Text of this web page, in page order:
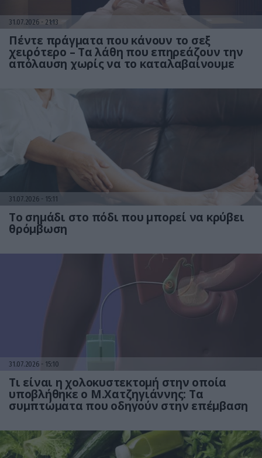
31.07.2026 21:13
Πέντε πράγματα που κάνουν το σεξ
χειρότερο – Τα λάθη που επηρεάζουν την
απόλαυση χωρίς να το καταλαβαίνουμε
31.07.2026 15:11
Το σημάδι στο πόδι που μπορεί να κρύβει
θρόμβωση
31.07.2026 15:10
Τι είναι η χολοκυστεκτομή στην οποία
υποβλήθηκε ο Μ.Χατζηγιάννης: Tα
συμπτώματα που οδηγούν στην επέμβαση